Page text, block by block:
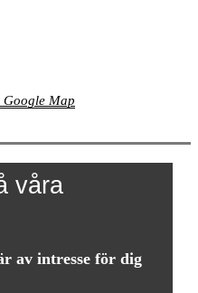
Google Map
våra
av intresse för dig